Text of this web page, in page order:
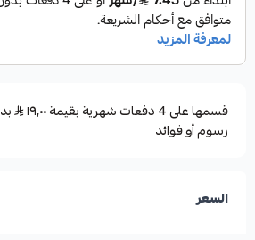
قسمها على 4 دفعات شهرية بقيمة ١٩٫٠٠
رسوم أو فوائد
السعر